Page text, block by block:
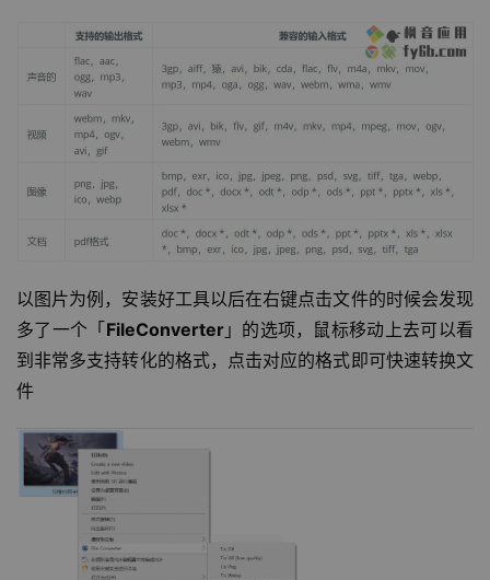
以图片为例，安装好工具以后在右键点击文件的时候会发现
多了一个「 FileConverter」的选项，鼠标移动上去可以看
到非常多支持转化的格式，点击对应的格式即可快速转换文
件